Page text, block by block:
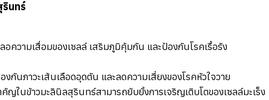
รินทร์
ความเสื่อมของเซลล์ เสริมภูมิคุ้มกัน และป้องกันโรคเรื้อรัง
กันภาวะเส้นเลือดอุดตัน และลดความเสี่ยงของโรคหัวใจวาย
ญในข้าวมะลินิลสุรินทร์สามารถยับยั้งการเจริญเติบโตของเซลล์มะเร็ง